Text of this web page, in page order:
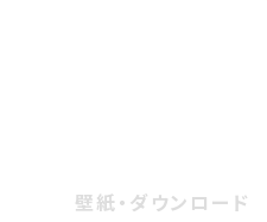
壁紙・ダウンロード